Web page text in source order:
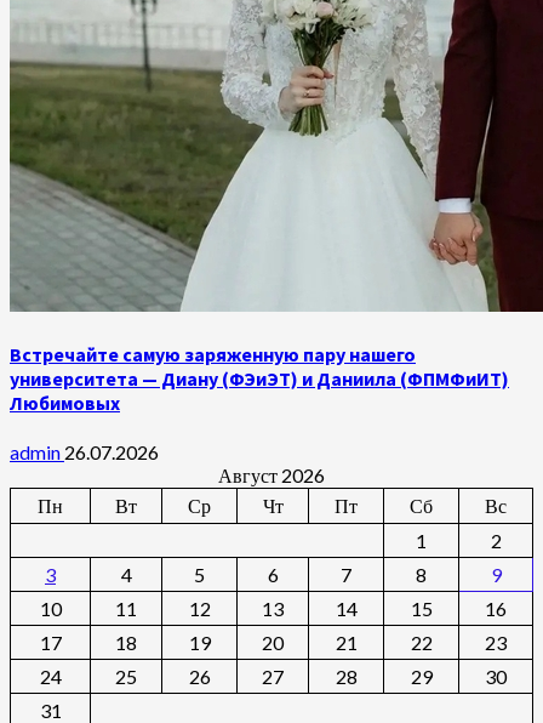
Встречайте самую заряженную пару нашего
университета — Диану (ФЭиЭТ) и Даниила (ФПМФиИТ)
Любимовых
admin 26.07.2026
Август 2026
Пн
Вт Ср Чт Пт Сб
Вс
1
2
3
4 5 6 7 8
9
10
11 12 13 14 15
16
17
18 19 20 21 22
23
24
25 26 27 28 29
30
31